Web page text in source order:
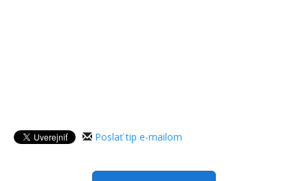
Poslať tip e-mailom